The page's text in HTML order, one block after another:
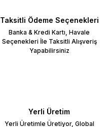
Taksitli Ödeme Seçenekleri
Banka & Kredi Kartı, Havale
Seçenekleri İle Taksitli Alışveriş
Yapabilirsiniz
Yerli Üretim
Yerli Üretimle Üretiyor, Global